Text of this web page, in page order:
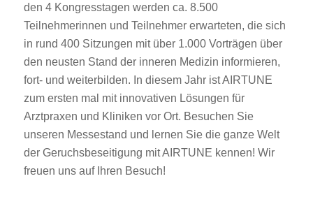
den 4 Kongresstagen werden ca. 8.500
Teilnehmerinnen und Teilnehmer erwarteten, die sich
in rund 400 Sitzungen mit über 1.000 Vorträgen über
den neusten Stand der inneren Medizin informieren,
fort- und weiterbilden. In diesem Jahr ist AIRTUNE
zum ersten mal mit innovativen Lösungen für
Arztpraxen und Kliniken vor Ort. Besuchen Sie
unseren Messestand und lernen Sie die ganze Welt
der Geruchsbeseitigung mit AIRTUNE kennen! Wir
freuen uns auf Ihren Besuch!